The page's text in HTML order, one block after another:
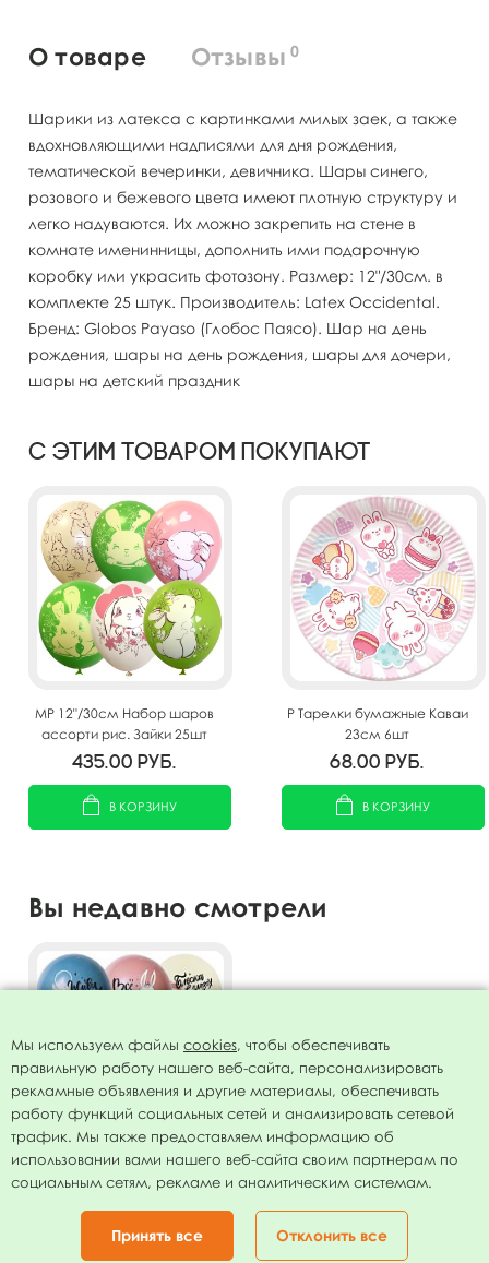
О товаре Отзывы 0
Шарики из латекса с картинками милых заек, а также
вдохновляющими надписями для дня рождения,
тематической вечеринки, девичника. Шары синего,
розового и бежевого цвета имеют плотную структуру и
легко надуваются. Их можно закрепить на стене в
комнате именинницы, дополнить ими подарочную
коробку или украсить фотозону. Размер: 12"/30см. в
комплекте 25 штук. Производитель: Latex Occidental.
Бренд: Globos Payaso (Глобос Паясо). Шар на день
рождения, шары на день рождения, шары для дочери,
шары на детский праздник
С этим товаром покупают
MP 12"/30см Набор шаров
ассорти рис. Зайки 25шт
435.00 руб.
В КОРЗИНУ
P Тарелки бумажные Каваи
23см 6шт
68.00 руб.
В КОРЗИНУ
Вы недавно смотрели
Воздушные шары ассорти
рис. Зайки Пожелания 25шт
12"/30см
435.00руб.
Мы используем файлы cookies, чтобы обеспечивать
правильную работу нашего веб-сайта, персонализировать
рекламные объявления и другие материалы, обеспечивать
работу функций социальных сетей и анализировать сетевой
трафик. Мы также предоставляем информацию об
использовании вами нашего веб-сайта своим партнерам по
социальным сетям, рекламе и аналитическим системам.
Принять все Отклонить все